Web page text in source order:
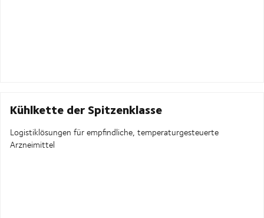
Kühlkette der Spitzenklasse
Logistiklösungen für empfindliche, temperaturgesteuerte
Arzneimittel